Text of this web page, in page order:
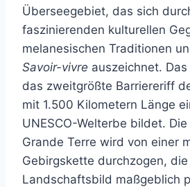
Überseegebiet, das sich
faszinierenden kulturellen
melanesischen Traditionen
Savoir-vivre auszeichnet.
das zweitgrößte Barriereriff
mit 1.500 Kilometern Länge
UNESCO-Welterbe bildet.
Grande Terre wird von einer
Gebirgskette durchzogen,
Landschaftsbild maßgeblich